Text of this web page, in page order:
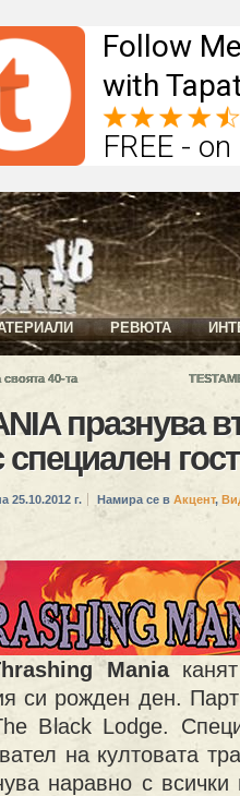
Follow
with
FREE -
РЕВЮТА
40-та
празнува
гост
25.10.2012 г. Намира се в Акцент,
Mania
си рожден ден.
Black Lodge.
на култовата
наравно с